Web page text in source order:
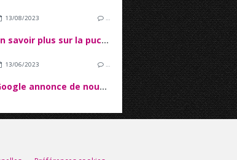
13/08/2023 …
En savoir plus sur la puce A17 qui va équiper les iPhone 15
13/06/2023 …
Google annonce de nouvelles fonctionnalités Android pour ses montres, ses Smartphones et ses tablettes